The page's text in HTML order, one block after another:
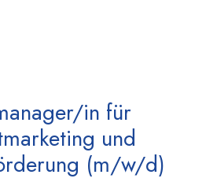
in für
und
(m/w/d)